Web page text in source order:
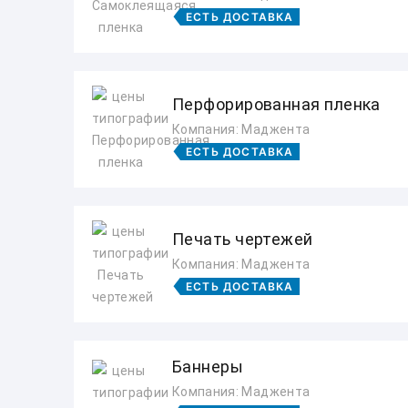
ЕСТЬ ДОСТАВКА
Перфорированная пленка
Компания: Маджента
ЕСТЬ ДОСТАВКА
Печать чертежей
Компания: Маджента
ЕСТЬ ДОСТАВКА
Баннеры
Компания: Маджента